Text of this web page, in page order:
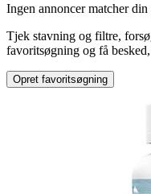
Ingen annoncer matcher din
Tjek stavning og filtre,
favoritsøgning og få
Opret favoritsøgning